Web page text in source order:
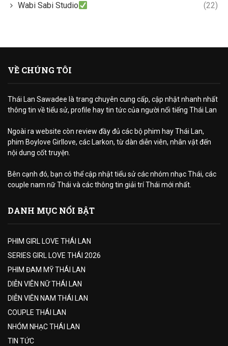
Wabi Sabi Studio (22)
VỀ CHÚNG TÔI
Thái Lan Sawadee là trang chuyên cung cấp, cập nhật nhanh nhất
thông tin về tiểu sử, profile hay tin tức của người nổi tiếng Thái Lan
Ngoài ra website còn review đầy đủ các bộ phim hay Thái Lan,
phim Boylove Girllove, các Larkon, từ dàn diễn viên, nhân vật đến
nội dung cốt truyện.
Bên cạnh đó, bạn có thể cập nhật tiểu sử các nhóm nhạc Thái, các
couple nam nữ Thái và các thông tin giải trí Thái mới nhất.
DANH MỤC NỔI BẬT
PHIM GIRL LOVE THÁI LAN
SERIES GIRL LOVE THÁI 2026
PHIM ĐAM MỸ THÁI LAN
DIỄN VIÊN NỮ THÁI LAN
DIỄN VIÊN NAM THÁI LAN
COUPLE THÁI LAN
NHÓM NHẠC THÁI LAN
TIN TỨC